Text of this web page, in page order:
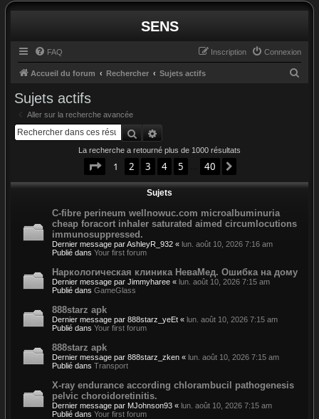
SENS
FAQ Connexion
Inscription
Accueil du forum Rechercher Sujets actifs
Sujets actifs
Aller sur la recherche avancée
Rechercher
La recherche a retourné plus de 1000 résultats
Page 1sur40
1 2 3 4 5 40
Sujets
C-fibre perineum wellnowuc.com microalbuminuria
cheap foracort inhaler saturated aimed circumlocutions
immunosuppressed.
Dernier message parAshleyR_932 « lun. août 10, 2026 7:16 am
Publié dans Your first forum
Наркологическая клиника НеваМед. Ошибка на дому
Dernier message par Jimmyharee « lun. août 10, 2026 7:15 am
Publié dans GameGlass
888starz apk
Dernier message par 888starz_yeEt « lun. août 10, 2026 7:15 am
Publié dans Your first forum
888starz apk
Dernier message par 888starz_zken « lun. août 10, 2026 7:15 am
Publié dans Transport
X-ray endurance according chlorambucil pathogenesis
pelvic choroidoretinitis.
Dernier message par MJohnson93 « lun. août 10, 2026 7:15 am
Publié dans Your first forum